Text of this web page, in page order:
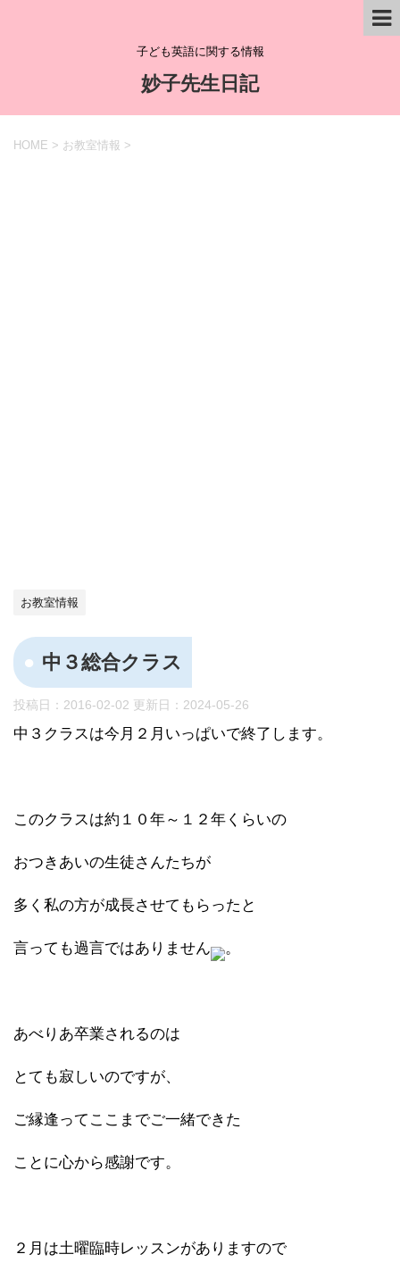
子ども英語に関する情報
妙子先生日記
HOME > お教室情報 >
お教室情報
中３総合クラス
投稿日：2016-02-02 更新日： 2024-05-26
中３クラスは今月２月いっぱいで終了します。
このクラスは約１０年～１２年くらいの
おつきあいの生徒さんたちが
多く私の方が成長させてもらったと
言っても過言ではありません 。
あべりあ卒業されるのは
とても寂しいのですが、
ご縁逢ってここまでご一緒できた
ことに心から感謝です。
２月は土曜臨時レッスンがありますので